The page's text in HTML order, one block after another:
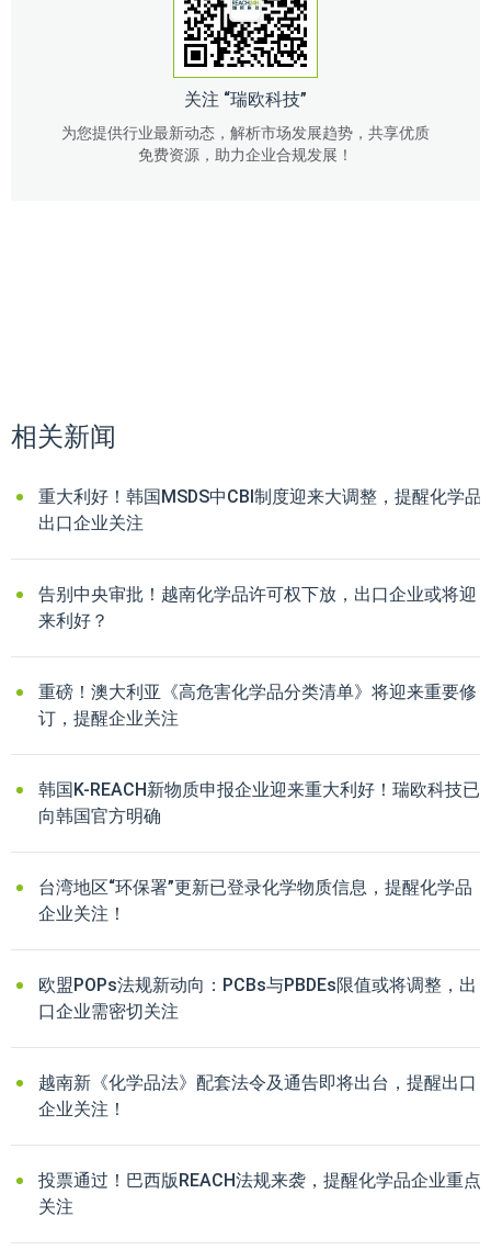
关注 “瑞欧科技”
为您提供行业最新动态，解析市场发展趋势，共享优质
免费资源，助力企业合规发展！
相关新闻
重大利好！韩国MSDS中CBI制度迎来大调整，提醒化学品
出口企业关注
告别中央审批！越南化学品许可权下放，出口企业或将迎
来利好？
重磅！澳大利亚《高危害化学品分类清单》将迎来重要修
订，提醒企业关注
韩国K-REACH新物质申报企业迎来重大利好！瑞欧科技已
向韩国官方明确
台湾地区“环保署”更新已登录化学物质信息，提醒化学品
企业关注！
欧盟POPs法规新动向：PCBs与PBDEs限值或将调整，出
口企业需密切关注
越南新《化学品法》配套法令及通告即将出台，提醒出口
企业关注！
投票通过！巴西版REACH法规来袭，提醒化学品企业重点
关注